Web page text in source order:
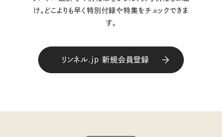
け。どこよりも早く特別付録や特集をチェックできま
す。
リンネル.jp 新規会員登録